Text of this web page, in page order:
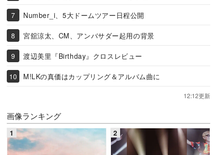
Number_i、5大ドームツアー日程公開
宮舘涼太、CM、アンバサダー起用の背景
渡辺美里『Birthday』クロスレビュー
M!LKの真価はカップリング＆アルバム曲に
12:12更新
画像ランキング